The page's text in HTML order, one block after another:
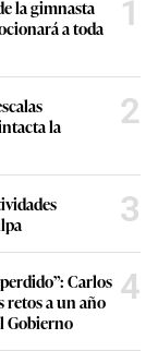
la gimnasta
a toda
1
la
2
3
Carlos
retos a un año
Gobierno
4